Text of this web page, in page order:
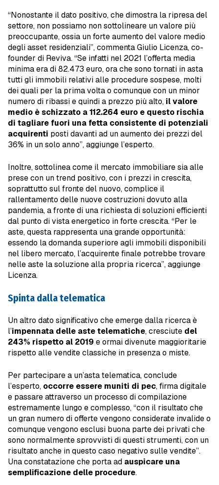
“Nonostante il dato positivo, che dimostra la ripresa del
settore, non possiamo non sottolineare un valore più
preoccupante, ossia un forte aumento del valore medio
degli asset residenziali”, commenta Giulio Licenza, co-
founder di Reviva. “Se infatti nel 2021 l’offerta media
minima era di 82.473 euro, ora che sono tornati in asta
tutti gli immobili relativi alle procedure sospese, molti
dei quali per la prima volta o comunque con un minor
numero di ribassi e quindi a prezzo più alto, il valore
medio è schizzato a 112.264 euro e questo rischia
di tagliare fuori una fetta consistente di potenziali
acquirenti posti davanti ad un aumento dei prezzi del
36% in un solo anno”, aggiunge l’esperto.
Inoltre, sottolinea come il mercato immobiliare sia alle
prese con un trend positivo, con i prezzi in crescita,
soprattutto sul fronte del nuovo, complice il
rallentamento delle nuove costruzioni dovuto alla
pandemia, a fronte di una richiesta di soluzioni efficienti
dal punto di vista energetico in forte crescita. “Per le
aste, questa rappresenta una grande opportunità:
essendo la domanda superiore agli immobili disponibili
nel libero mercato, l’acquirente finale potrebbe trovare
nelle aste la soluzione alla propria ricerca”, aggiunge
Licenza.
Spinta dalla telematica
Un altro dato significativo che emerge dalla ricerca è
l’impennata delle aste telematiche, cresciute del
243% rispetto al 2019 e ormai divenute maggioritarie
rispetto alle vendite classiche in presenza o miste.
Per partecipare a un’asta telematica, conclude
l’esperto, occorre essere muniti di pec, firma digitale
e passare attraverso un processo di compilazione
estremamente lungo e complesso, “con il risultato che
un gran numero di offerte vengono considerate invalide o
comunque vengono esclusi buona parte dei privati che
sono normalmente sprovvisti di questi strumenti, con un
risultato anche in questo caso negativo sulle vendite”.
Una constatazione che porta ad auspicare una
semplificazione delle procedure.